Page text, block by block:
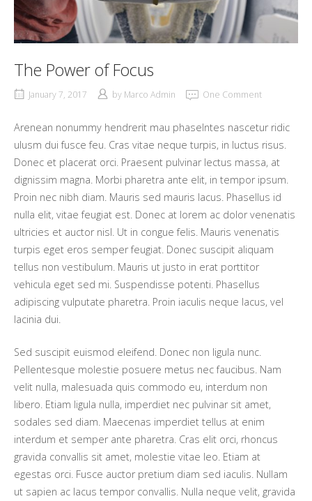
The Power of Focus
January 7, 2017 by Marco Admin One Comment
Arenean nonummy hendrerit mau phaselntes nascetur ridic
ulusm dui fusce feu. Cras vitae neque turpis, in luctus risus.
Donec et placerat orci. Praesent pulvinar lectus massa, at
dignissim magna. Morbi pharetra ante elit, in tempor ipsum.
Proin nec nibh diam. Mauris sed mauris lacus. Phasellus id
nulla elit, vitae feugiat est. Donec at lorem ac dolor venenatis
ultricies et auctor nisl. Ut in congue felis. Mauris venenatis
turpis eget eros semper feugiat. Donec suscipit aliquam
tellus non vestibulum. Mauris ut justo in erat porttitor
vehicula eget sed mi. Suspendisse potenti. Phasellus
adipiscing vulputate pharetra. Proin iaculis neque lacus, vel
lacinia dui.
Sed suscipit euismod eleifend. Donec non ligula nunc.
Pellentesque molestie posuere metus nec faucibus. Nam
velit nulla, malesuada quis commodo eu, interdum non
libero. Etiam ligula nulla, imperdiet nec pulvinar sit amet,
sodales sed diam. Maecenas imperdiet tellus at enim
interdum et semper ante pharetra. Cras elit orci, rhoncus
gravida convallis sit amet, molestie vitae leo. Etiam at
egestas orci. Fusce auctor pretium diam sed iaculis. Nullam
ut sapien ac lacus tempor convallis. Nulla neque velit, gravida